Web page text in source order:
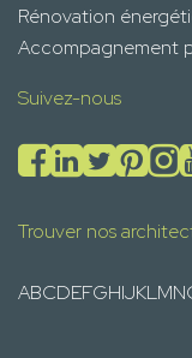
Rénovation
Accompagnement
Suivez-nous
Trouver nos
ABCDEFGHIJKLMN